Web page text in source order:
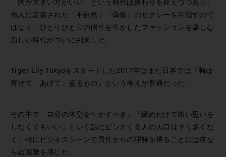
他人に定義された「不自然」「偽物」のセクシーを目指すので
はなく、ひとりひとりの個性を生かしたファッションを楽しむ
新しい時代がついに到来した。
Tiger Lily Tokyoをスタートした2017年はまだ日本では「胸は
寄せて、あげて、盛るもの」という考えが普通だった。
その中で「自分の体型を生かすべき」「締め付けて痛い思いを
しなくてもいい」という話にピンとくる人の人口はそう多くな
く、特にビジネスシーンで男性からの理解を得ることには並な
らぬ困難を感じた。